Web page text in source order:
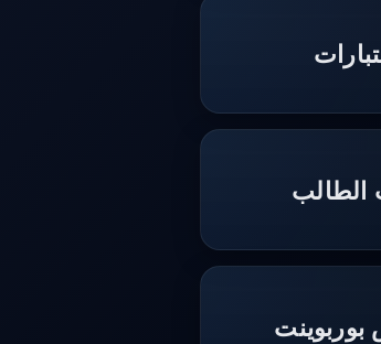
الطالب